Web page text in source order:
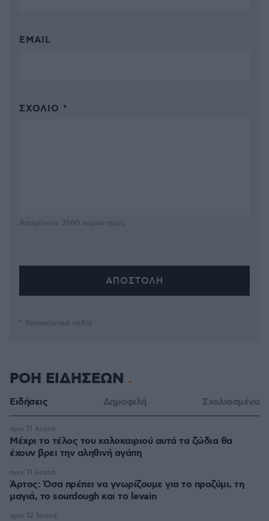
EMAIL
ΣΧΌΛΙΟ *
Απομένουν 2500 χαρακτήρες
* Υποχρεωτικά πεδία
ΡΟΗ ΕΙΔΗΣΕΩΝ
Ειδήσεις Δημοφιλή Σχολιασμένα
Μέχρι το τέλος του καλοκαιριού αυτά τα ζώδια θα
έχουν βρει την αληθινή αγάπη
πριν 11 λεπτά
Άρτος: Όσα πρέπει να γνωρίζουμε για το προζύμι, τη
μαγιά, το sourdough και το levain
πριν 11 λεπτά
πριν 12 λεπτά